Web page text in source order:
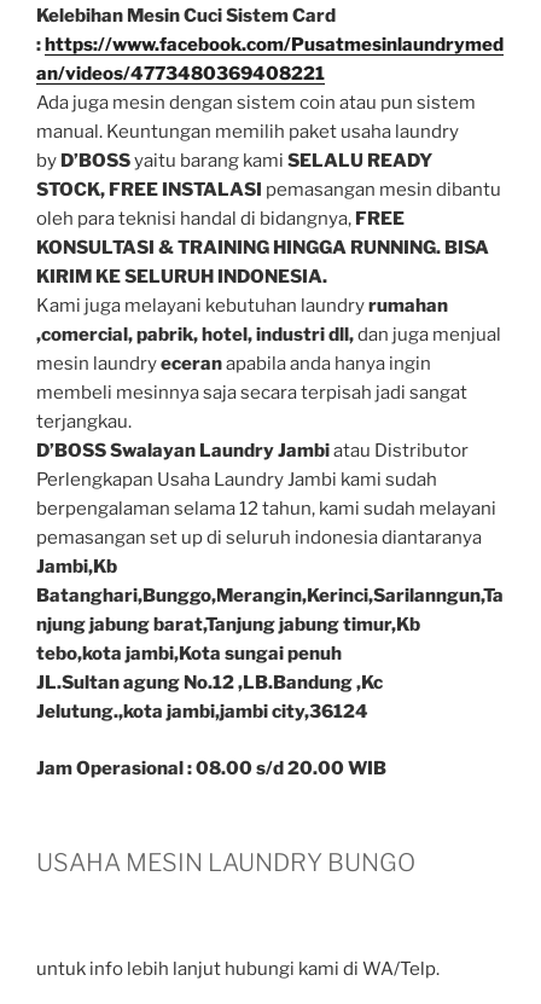
Kelebihan Mesin Cuci Sistem Card
:https://www.facebook.com/Pusatmesinlaundrymed
an/videos/4773480369408221
Ada juga mesin dengan sistem coin atau pun sistem
manual. Keuntungan memilih paket usaha laundry
by D’BOSSyaitu barang kami SELALU READY
STOCK, FREE INSTALASI pemasangan mesin dibantu
oleh para teknisi handal di bidangnya, FREE
KONSULTASI & TRAINING HINGGA RUNNING. BISA
KIRIM KE SELURUH INDONESIA.
Kami juga melayani kebutuhan laundryrumahan
,comercial, pabrik, hotel, industri dll,dan juga menjual
mesin laundryeceranapabila anda hanya ingin
membeli mesinnya saja secara terpisah jadi sangat
terjangkau.
D’BOSS Swalayan Laundry Jambiatau Distributor
Perlengkapan Usaha Laundry Jambi kami sudah
berpengalaman selama 12 tahun, kami sudah melayani
pemasangan set up di seluruh indonesia diantaranya
Jambi,Kb
Batanghari,Bunggo,Merangin,Kerinci,Sarilanngun,Ta
njung jabung barat,Tanjung jabung timur,Kb
tebo,kota jambi,Kota sungai penuh
JL.Sultan agung No.12 ,LB.Bandung ,Kc
Jelutung.,kota jambi,jambi city,36124
Jam Operasional : 08.00 s/d 20.00 WIB
USAHA MESIN LAUNDRY BUNGO
untuk info lebih lanjut hubungi kami di WA/Telp.